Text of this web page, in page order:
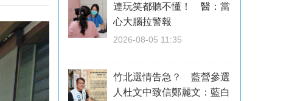
連玩笑都聽不懂！ 醫：當
心大腦拉警報
2026-08-05 11:35
竹北選情告急？ 藍營參選
人杜文中致信鄭麗文：藍白